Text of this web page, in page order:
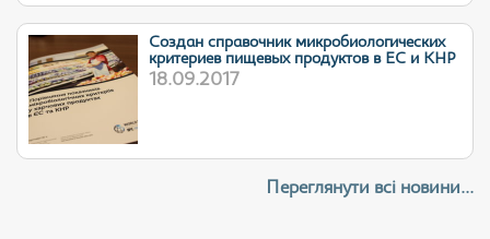
Cоздан справочник микробиологических
критериев пищевых продуктов в ЕС и КНР
18.09.2017
Переглянути всі новини...